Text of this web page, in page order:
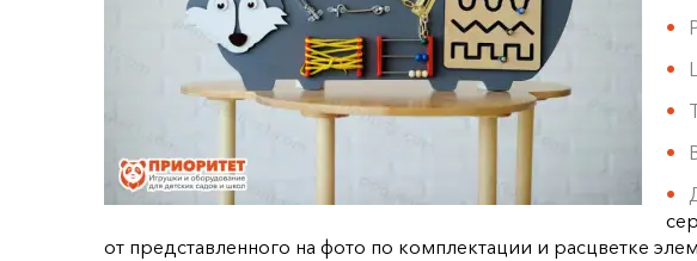
от представленного на фото по комплектации и расцветке